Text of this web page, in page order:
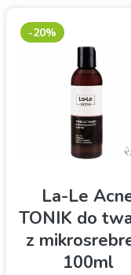
La-Le
TONIK do
z
100ml
-20%